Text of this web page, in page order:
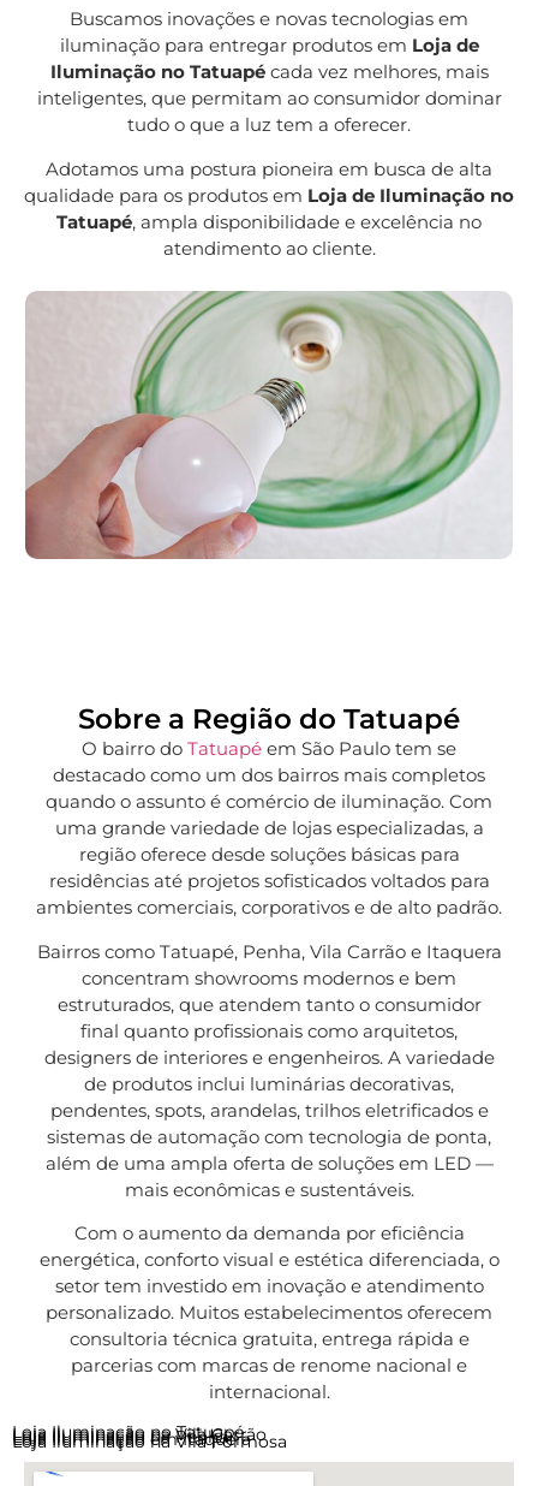
Buscamos inovações e novas tecnologias em
iluminação para entregar produtos em Loja de
Iluminação no Tatuapécada vez melhores, mais
inteligentes, que permitam ao consumidor dominar
tudo o que a luz tem a oferecer.
Adotamos uma postura pioneira em busca de alta
qualidade para os produtos em Loja de Iluminação no
Tatuapé, ampla disponibilidade e excelência no
atendimento ao cliente.
Sobre a Região do Tatuapé
O bairro do Tatuapé em São Paulo tem se
destacado como um dos bairros mais completos
quando o assunto é comércio de iluminação. Com
uma grande variedade de lojas especializadas, a
região oferece desde soluções básicas para
residências até projetos sofisticados voltados para
ambientes comerciais, corporativos e de alto padrão.
Bairros como Tatuapé, Penha, Vila Carrão e Itaquera
concentram showrooms modernos e bem
estruturados, que atendem tanto o consumidor
final quanto profissionais como arquitetos,
designers de interiores e engenheiros. A variedade
de produtos inclui luminárias decorativas,
pendentes, spots, arandelas, trilhos eletrificados e
sistemas de automação com tecnologia de ponta,
além de uma ampla oferta de soluções em LED —
mais econômicas e sustentáveis.
Com o aumento da demanda por eficiência
energética, conforto visual e estética diferenciada, o
setor tem investido em inovação e atendimento
personalizado. Muitos estabelecimentos oferecem
consultoria técnica gratuita, entrega rápida e
parcerias com marcas de renome nacional e
internacional.
Loja Iluminação no Tatuapé
Loja Iluminação na Vila Carrão
Loja Iluminação na Penha
Loja Iluminação em Itaquera
Loja Iluminação na Vila Formosa